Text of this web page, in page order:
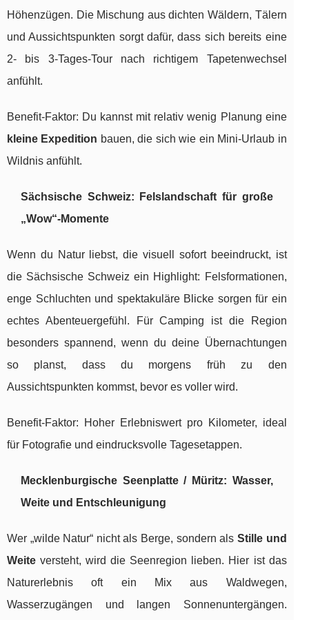
Höhenzügen. Die Mischung aus dichten Wäldern, Tälern
und Aussichtspunkten sorgt dafür, dass sich bereits eine
2- bis 3-Tages-Tour nach richtigem Tapetenwechsel
anfühlt.
Benefit-Faktor: Du kannst mit relativ wenig Planung eine
kleine Expedition bauen, die sich wie ein Mini-Urlaub in
Wildnis anfühlt.
Sächsische Schweiz: Felslandschaft für große
„Wow“-Momente
Wenn du Natur liebst, die visuell sofort beeindruckt, ist
die Sächsische Schweiz ein Highlight: Felsformationen,
enge Schluchten und spektakuläre Blicke sorgen für ein
echtes Abenteuergefühl. Für Camping ist die Region
besonders spannend, wenn du deine Übernachtungen
so planst, dass du morgens früh zu den
Aussichtspunkten kommst, bevor es voller wird.
Benefit-Faktor: Hoher Erlebniswert pro Kilometer, ideal
für Fotografie und eindrucksvolle Tagesetappen.
Mecklenburgische Seenplatte / Müritz: Wasser,
Weite und Entschleunigung
Wer „wilde Natur“ nicht als Berge, sondern als Stille und
Weite versteht, wird die Seenregion lieben. Hier ist das
Naturerlebnis oft ein Mix aus Waldwegen,
Wasserzugängen und langen Sonnenuntergängen.